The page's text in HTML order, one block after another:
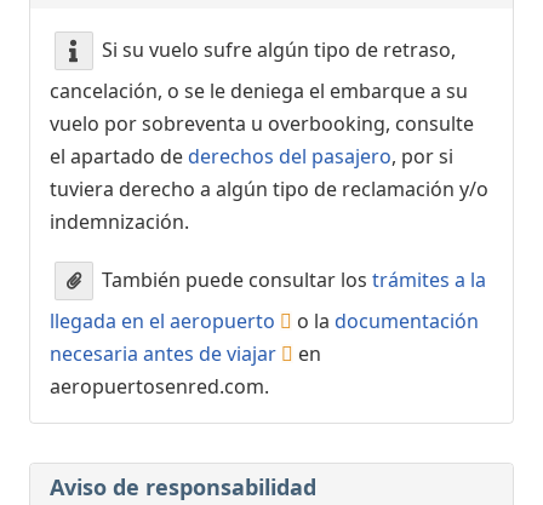
Si su vuelo sufre algún tipo de retraso,
cancelación, o se le deniega el embarque a su
vuelo por sobreventa u overbooking, consulte
el apartado dederechos del pasajero, por si
tuviera derecho a algún tipo de reclamación y/o
indemnización.
También puede consultar los trámites a la
llegada en el aeropuerto
o la documentación
necesaria antes de viajar
en
aeropuertosenred.com.
Aviso de responsabilidad